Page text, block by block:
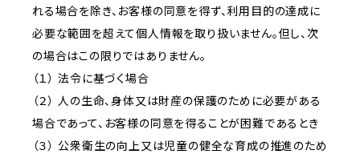
れる場合を除き、お客様の同意を得ず、利用目的の達成に
必要な範囲を超えて個人情報を取り扱いません。但し、次
の場合はこの限りではありません。
（１） 法令に基づく場合
（２） 人の生命、身体又は財産の保護のために必要がある
場合であって、お客様の同意を得ることが困難であるとき
（３） 公衆衛生の向上又は児童の健全な育成の推進のため